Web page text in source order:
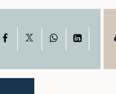
Facebook WhatsAppLinkedIn